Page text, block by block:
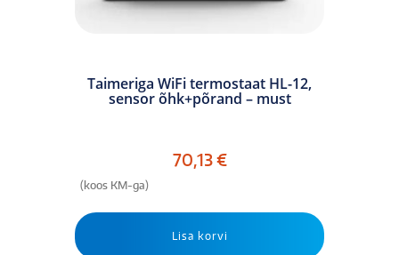
Taimeriga WiFi termostaat HL-12,
sensor õhk+põrand – must
70,13€
(koos KM-ga)
Lisa korvi